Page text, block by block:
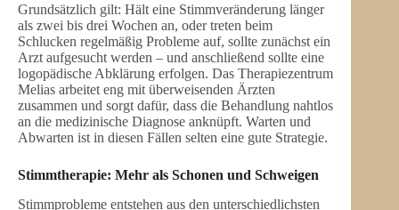
Grundsätzlich gilt: Hält eine Stimmveränderung länger
als zwei bis drei Wochen an, oder treten beim
Schlucken regelmäßig Probleme auf, sollte zunächst ein
Arzt aufgesucht werden – und anschließend sollte eine
logopädische Abklärung erfolgen. Das Therapiezentrum
Melias arbeitet eng mit überweisenden Ärzten
zusammen und sorgt dafür, dass die Behandlung nahtlos
an die medizinische Diagnose anknüpft. Warten und
Abwarten ist in diesen Fällen selten eine gute Strategie.
Stimmtherapie: Mehr als Schonen und Schweigen
Stimmprobleme entstehen aus den unterschiedlichsten